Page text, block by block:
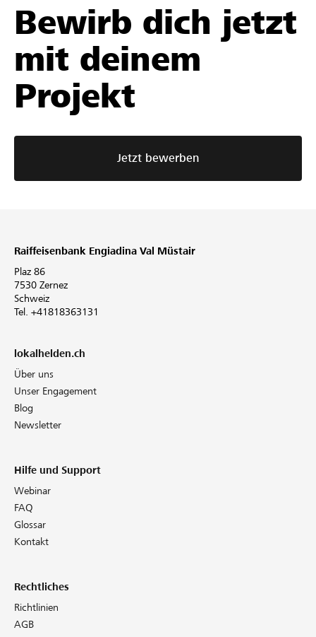
Bewirb dich jetzt
mit deinem
Projekt
Jetzt bewerben
Raiffeisenbank Engiadina Val Müstair
Plaz 86
7530 Zernez
Schweiz
Tel. +41818363131
lokalhelden.ch
Über uns
Unser Engagement
Blog
Newsletter
Hilfe und Support
Webinar
FAQ
Glossar
Kontakt
Rechtliches
Richtlinien
AGB